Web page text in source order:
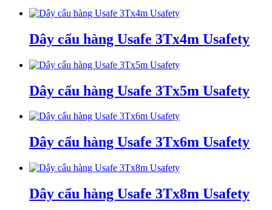
Dây cẩu hàng Usafe 3Tx4m Usafety
Dây cẩu hàng Usafe 3Tx5m Usafety
Dây cẩu hàng Usafe 3Tx6m Usafety
Dây cẩu hàng Usafe 3Tx8m Usafety